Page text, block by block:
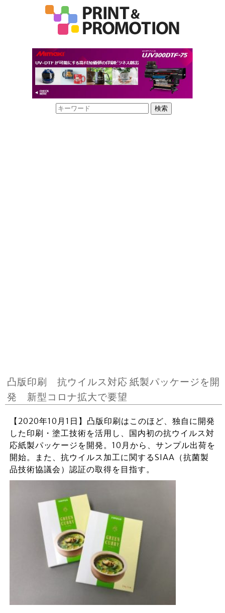
凸版印刷 抗ウイルス対応 紙製パッケージを開
発 新型コロナ拡大で要望
【2020年10月1日】凸版印刷はこのほど、独自に開発
した印刷・塗工技術を活用し、国内初の抗ウイルス対
応紙製パッケージを開発。10月から、サンプル出荷を
開始。また、抗ウイルス加工に関するSIAA（抗菌製
品技術協議会）認証の取得を目指す。